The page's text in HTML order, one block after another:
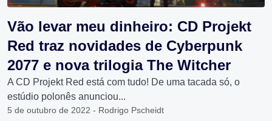
Vão levar meu dinheiro: CD Projekt
Red traz novidades de Cyberpunk
2077 e nova trilogia The Witcher
A CD Projekt Red está com tudo! De uma tacada só, o
estúdio polonês anunciou...
5 de outubro de 2022 - Rodrigo Pscheidt